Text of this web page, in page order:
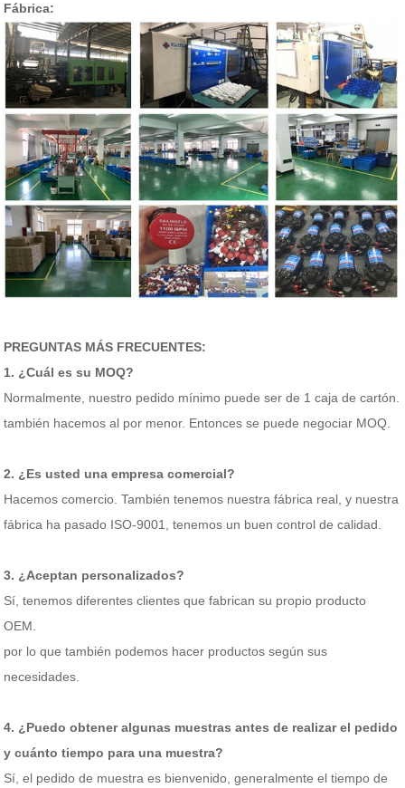
Fábrica:
PREGUNTAS MÁS FRECUENTES:
1. ¿Cuál es su MOQ?
Normalmente, nuestro pedido mínimo puede ser de 1 caja de cartón.
también hacemos al por menor. Entonces se puede negociar MOQ.
2. ¿Es usted una empresa comercial?
Hacemos comercio. También tenemos nuestra fábrica real, y nuestra
fábrica ha pasado ISO-9001, tenemos un buen control de calidad.
3. ¿Aceptan personalizados?
Sí, tenemos diferentes clientes que fabrican su propio producto
OEM.
por lo que también podemos hacer productos según sus
necesidades.
4. ¿Puedo obtener algunas muestras antes de realizar el pedido
y cuánto tiempo para una muestra?
Sí, el pedido de muestra es bienvenido, generalmente el tiempo de